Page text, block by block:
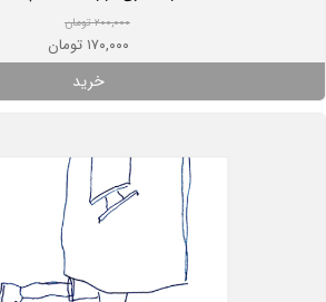
۲۰۰,۰۰۰ تومان
۱۷۰,۰۰۰ تومان
خرید